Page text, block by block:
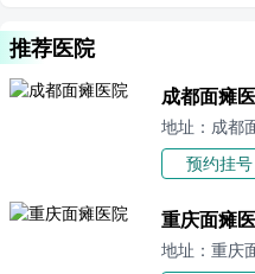
推荐医院
成都面瘫
地址：成都
预约挂号
重庆面瘫
地址：重庆